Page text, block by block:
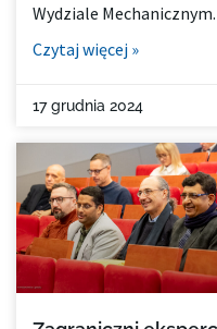
Wydziale Mechanicznym.
Czytaj więcej »
17 grudnia 2024